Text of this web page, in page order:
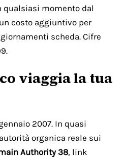
momento dal
costo aggiuntivo per
scheda. Cifre
viaggia la tua
2007. In quasi
organica reale sui
Authority 38, link